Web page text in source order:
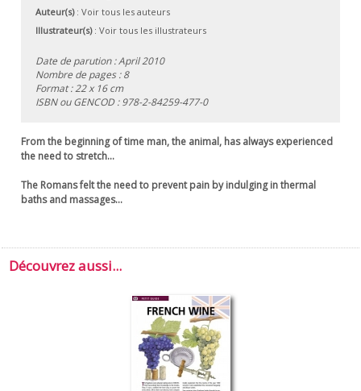
Auteur(s): Voir tous les auteurs
Illustrateur(s): Voir tous les illustrateurs
Date de parution : April 2010
Nombre de pages : 8
Format : 22 x 16 cm
ISBN ou GENCOD :978-2-84259-477-0
From the beginning of time man, the animal, has always experienced
the need to stretch...
The Romans felt the need to prevent pain by indulging in thermal
baths and massages...
Découvrez aussi...